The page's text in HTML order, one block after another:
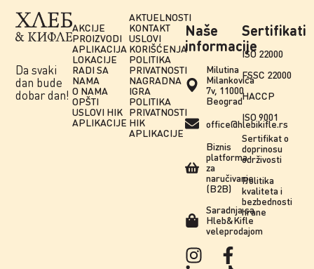
Da svaki
dan bude
dobar dan!
AKCIJE
PROIZVODI
APLIKACIJA
LOKACIJE
RADI SA
NAMA
O NAMA
OPŠTI
USLOVI HIK
APLIKACIJE
AKTUELNOSTI
KONTAKT
USLOVI
KORIŠĆENJA
POLITIKA
PRIVATNOSTI
NAGRADNA
IGRA
POLITIKA
PRIVATNOSTI
HIK
APLIKACIJE
Sertifikati
ISO 22000
FSSC 22000
HACCP
ISO 9001
Sertifikat o
doprinosu
održivosti
Politika
kvaliteta i
bezbednosti
hrane
Naše
informacije
Milutina
Milankovića
7v, 11000
Beograd
office@hlebikifle.rs
Biznis
platforma
za
naručivanje
(B2B)
Saradnja sa
Hleb&Kifle
veleprodajom